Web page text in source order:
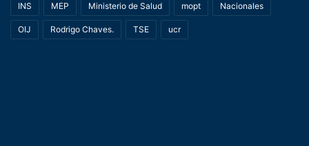
INS MEP Ministerio de Salud mopt Nacionales
OIJ Rodrigo Chaves. TSE ucr